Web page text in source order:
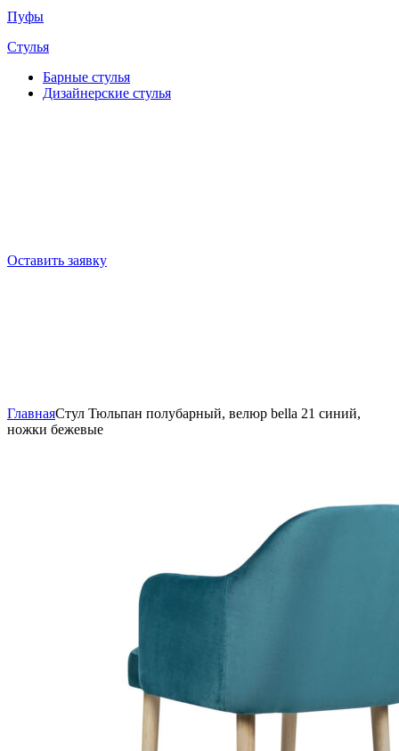
Пуфы
Стулья
Барные cтулья
Дизайнерские cтулья
Оставить заявку
ГлавнаяСтул Тюльпан полубарный, велюр bella 21 синий,
ножки бежевые